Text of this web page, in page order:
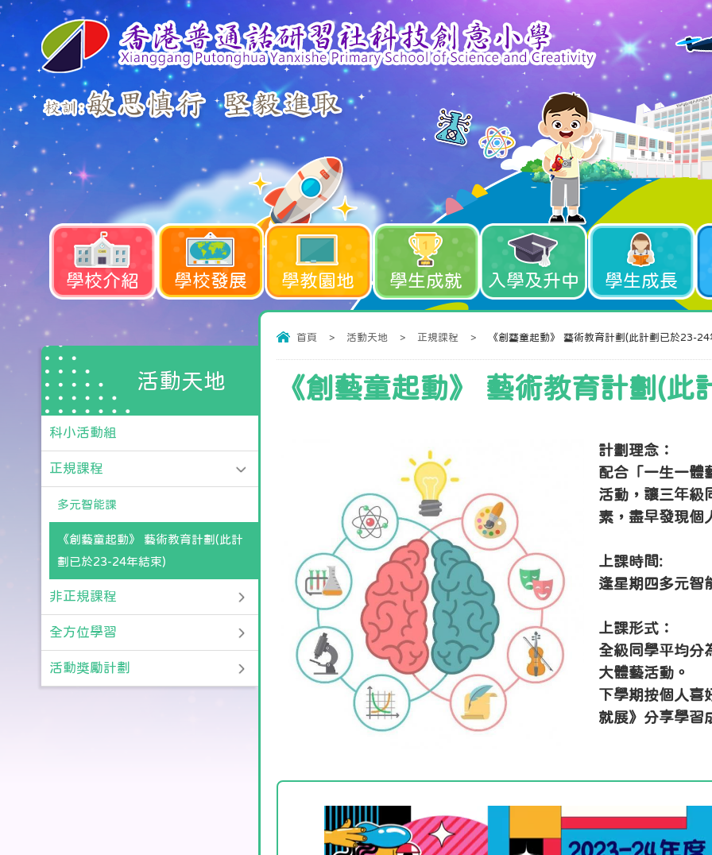
學校介紹 學校發展 學教園地 學生成就 入學及升中 學生成長
首頁 > 活動天地 > 正規課程 > 《創藝童起動》 藝術教育計劃(此計劃已於23-24
《創藝童起動》 藝術教育計劃(
計劃理念：
配合「一生一體
活動，讓三年級
素，盡早發現個
上課時間:
逢星期四多元智
上課形式：
全級同學平均分
大體藝活動。
下學期按個人喜
就展》分享學習
活動天地
科小活動組
正規課程
多元智能課
《創藝童起動》 藝術教育計劃(此計
劃已於23-24年結束)
非正規課程
全方位學習
活動獎勵計劃